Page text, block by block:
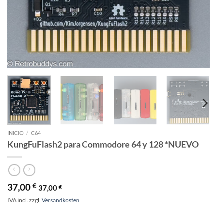
INICIO / C64
KungFuFlash2 para Commodore 64 y 128 *NUEVO
37,00 € 37,00 €
IVA incl. zzgl. Versandkosten